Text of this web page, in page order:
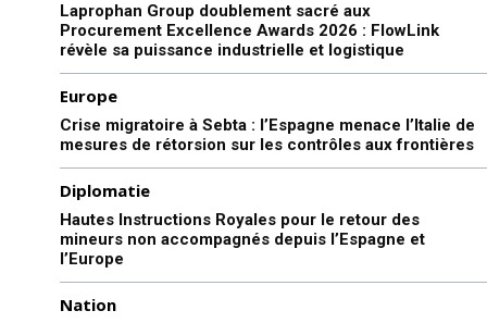
Laprophan Group doublement sacré aux
Procurement Excellence Awards 2026 : FlowLink
révèle sa puissance industrielle et logistique
Europe
Crise migratoire à Sebta : l’Espagne menace l’Italie de
mesures de rétorsion sur les contrôles aux frontières
Diplomatie
Hautes Instructions Royales pour le retour des
mineurs non accompagnés depuis l’Espagne et
l’Europe
Nation